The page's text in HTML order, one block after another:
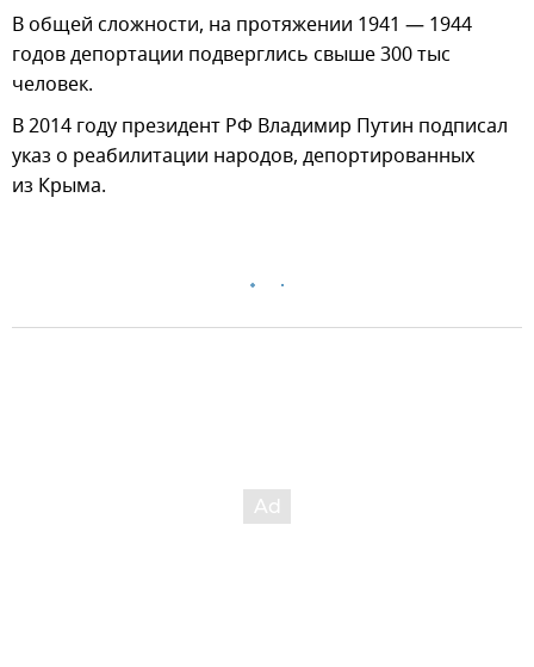
В общей сложности, на протяжении 1941 — 1944
годов депортации подверглись свыше 300 тыс
человек.
В 2014 году президент РФ Владимир Путин подписал
указ о реабилитации народов, депортированных
из Крыма.